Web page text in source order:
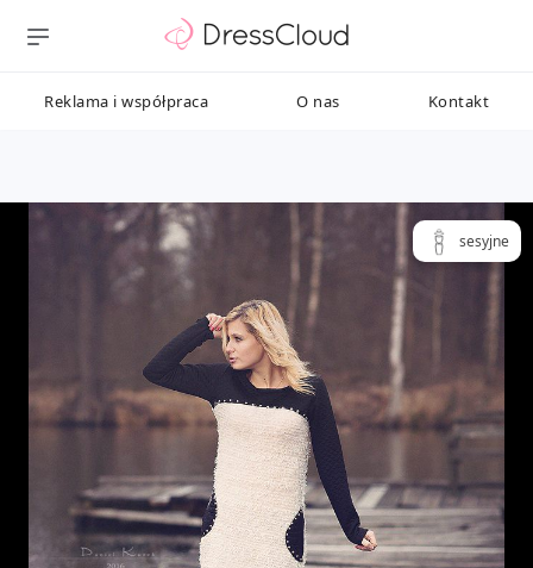
Reklama i współpraca O nas Kontakt
sesyjne